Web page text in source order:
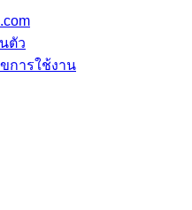
ตัว
การใช้งาน